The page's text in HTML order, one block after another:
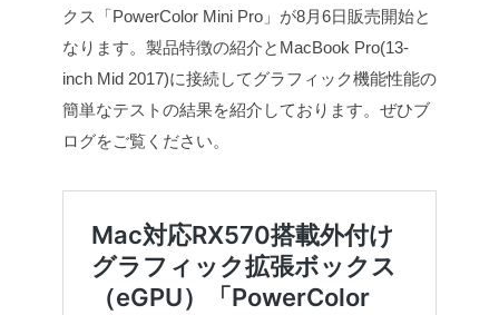
クス「PowerColor Mini Pro」が8月6日販売開始と
なります。製品特徴の紹介とMacBook Pro(13-
inch Mid 2017)に接続してグラフィック機能性能の
簡単なテストの結果を紹介しております。ぜひブ
ログをご覧ください。